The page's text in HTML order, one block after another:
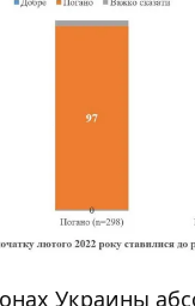
Украины